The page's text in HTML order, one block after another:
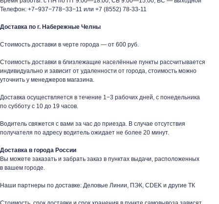
Телефон: +7−937−778−33−11 или +7 (8552) 78-33-11
Доставка по г. Набережные Челны
Стоимость доставки в черте города — от 600 руб.
Стоимость доставки в близлежащие населённые пункты рассчитывается
индивидуально и зависит от удаленности от города, стоимость можно
уточнить у менеджеров магазина.
Доставка осуществляется в течение 1−3 рабочих дней, с понедельника
по субботу с 10 до 19 часов.
Водитель свяжется с вами за час до приезда. В случае отсутствия
получателя по адресу водитель ожидает не более 20 минут.
Доставка в города России
Вы можете заказать и забрать заказ в пунктах выдачи, расположенных
в вашем городе.
Наши партнеры по доставке: Деловые Линии, ПЭК, CDEK и другие ТК